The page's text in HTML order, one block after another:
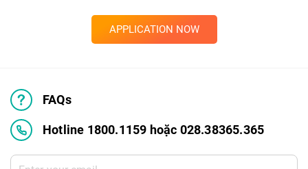
APPLICATION NOW
FAQs
Hotline 1800.1159 hoặc 028.38365.365